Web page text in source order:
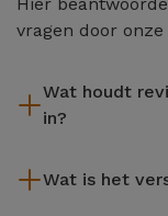
vragen door
Wat houdt
in?
reiniging, en niet te
Wat is het